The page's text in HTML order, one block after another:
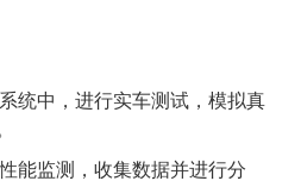
统中，进行实车测试，模拟真
能监测，收集数据并进行分